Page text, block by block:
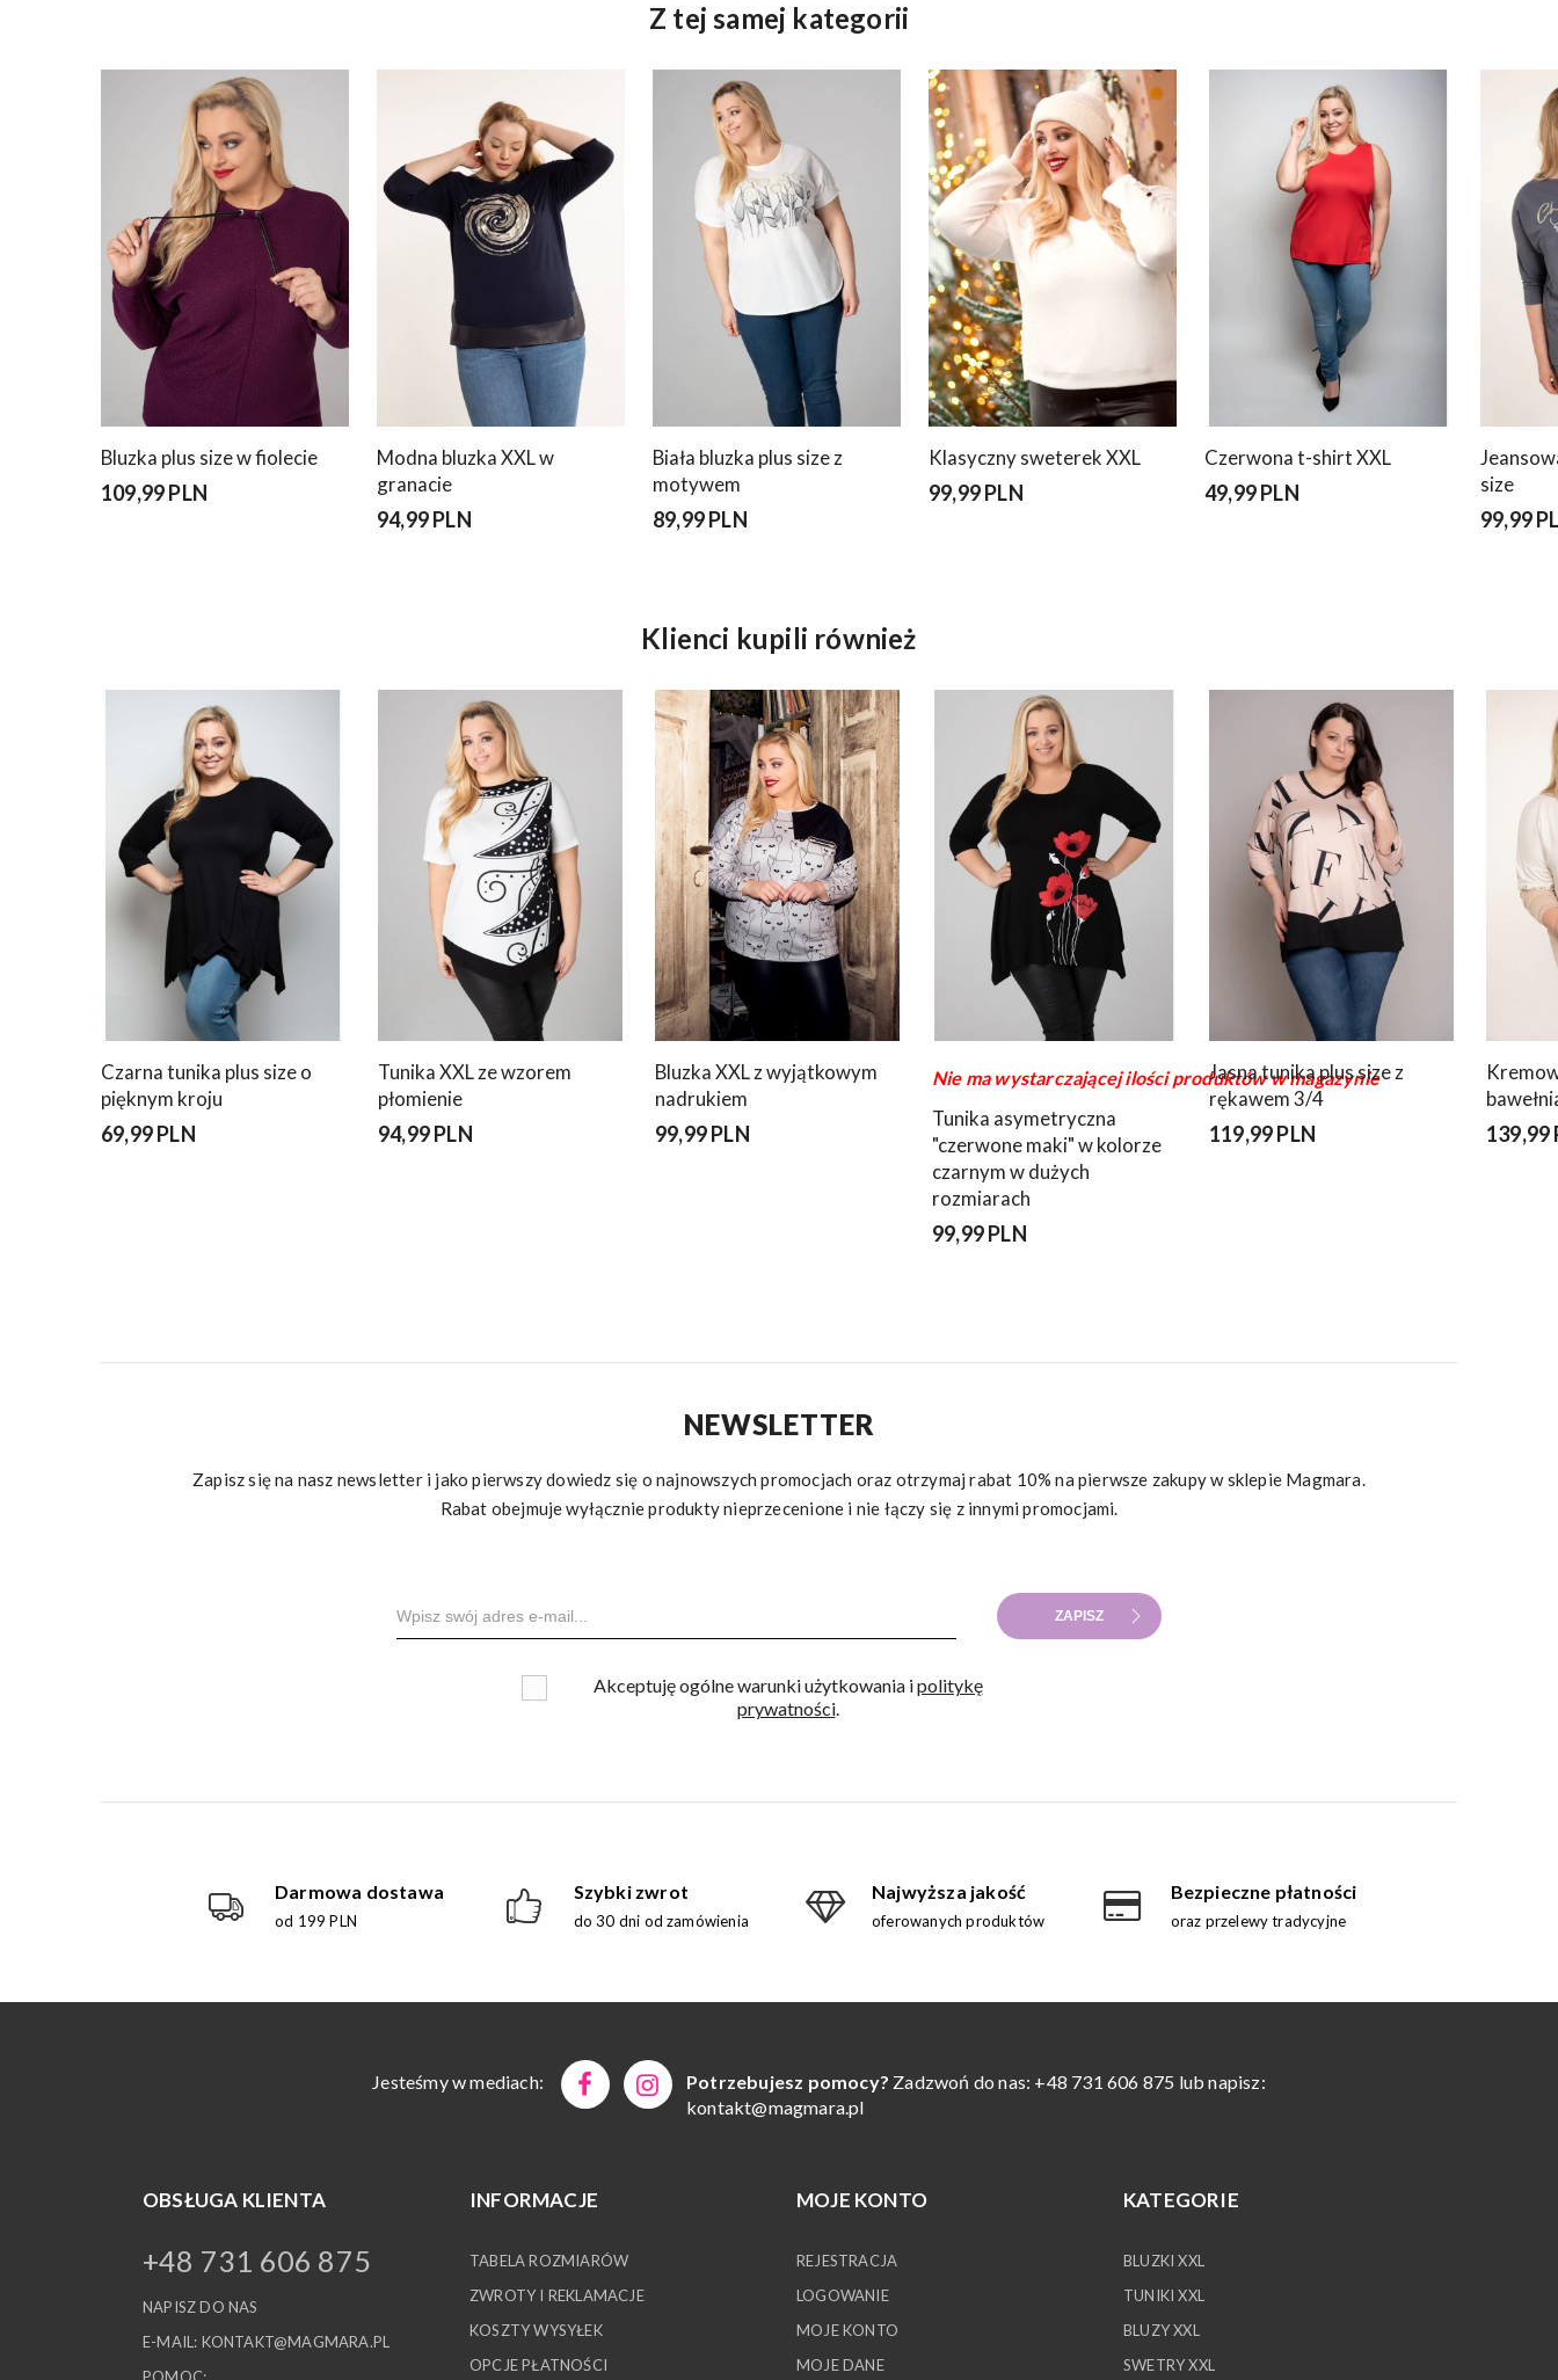
Z tej samej kategorii
Bluzka plus size w fiolecie
109,99 PLN
Modna bluzka XXL w
granacie
94,99 PLN
Biała bluzka plus size z
motywem
89,99 PLN
Klasyczny sweterek XXL
99,99 PLN
Czerwona t-shirt XXL
49,99 PLN
size
99,99
Klienci kupili również
Czarna tunika plus size o
pięknym kroju
69,99 PLN
Tunika XXL ze wzorem
płomienie
94,99 PLN
Bluzka XXL z wyjątkowym
nadrukiem
99,99 PLN
Nie ma wystarczającej ilości produktów w magazynie
Tunika asymetryczna
"czerwone maki" w kolorze
czarnym w dużych
rozmiarach
99,99 PLN
Jasna tunika plus size z
rękawem 3/4
119,99 PLN 139,99
NEWSLETTER
Zapisz się na nasz newsletter i jako pierwszy dowiedz się o najnowszych promocjach oraz otrzymaj rabat 10% na pierwsze zakupy w sklepie Magmara.
Rabat obejmuje wyłącznie produkty nieprzecenione i nie łączy się z innymi promocjami.
ZAPISZ
Akceptuję ogólne warunki użytkowania ipolitykę
prywatności.
Darmowa dostawa
od 199 PLN
Szybki zwrot
do 30 dni od zamówienia
Najwyższa jakość
oferowanych produktów
Bezpieczne płatności
oraz przelewy tradycyjne
Jesteśmy w mediach: Potrzebujesz pomocy? Zadzwoń do nas: +48 731 606 875 lub napisz:
kontakt@magmara.pl
OBSŁUGA KLIENTA
+48 731 606 875
NAPISZ DO NAS
E-MAIL: KONTAKT@MAGMARA.PL
INFORMACJE
TABELA ROZMIARÓW
ZWROTY I REKLAMACJE
KOSZTY WYSYŁEK
OPCJE PŁATNOŚCI
MOJE KONTO
REJESTRACJA
LOGOWANIE
MOJE KONTO
MOJE DANE
KATEGORIE
BLUZKI XXL
TUNIKI XXL
BLUZY XXL
SWETRY XXL